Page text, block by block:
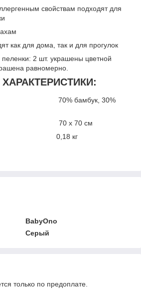
свойствам подходят для
как для дома, так и для прогулок
2 шт. украшены цветной
равномерно.
70% бамбук, 30%
70 x 70 см
0,18 кг
BabyOno
Серый
только по предоплате.